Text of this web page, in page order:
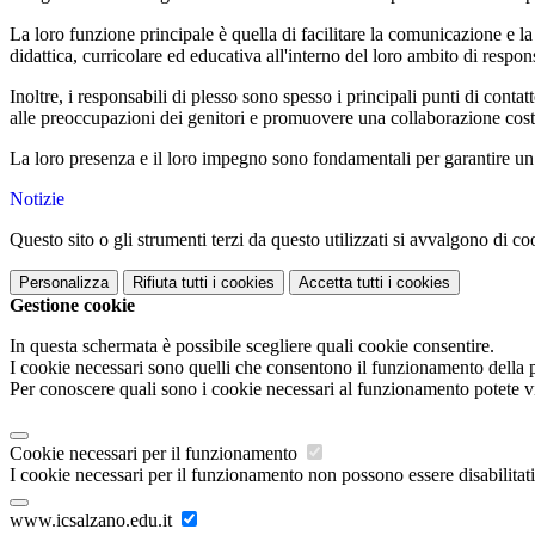
La loro funzione principale è quella di facilitare la comunicazione e
didattica, curricolare ed educativa all'interno del loro ambito di
Inoltre, i responsabili di plesso sono spesso i principali punti di
alle preoccupazioni dei genitori e promuovere una collaborazione
La loro presenza e il loro impegno sono fondamentali per garantire
Notizie
Questo sito o gli strumenti terzi da questo utilizzati si avvalgono di
Personalizza Rifiuta tutti i cookies Accetta tutti i cookies
Gestione cookie
In questa schermata è possibile scegliere quali cookie consentire.
I cookie necessari sono quelli che consentono il funzionamento
Per conoscere quali sono i cookie necessari al funzionamento potete
Cookie necessari per il funzionamento
I cookie necessari per il funzionamento non possono essere
www.icsalzano.edu.it